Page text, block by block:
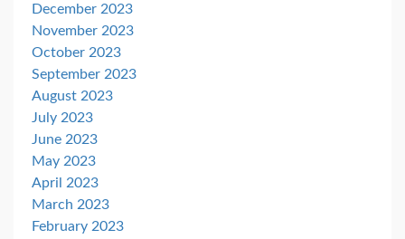
December 2023
November 2023
October 2023
September 2023
August 2023
July 2023
June 2023
May 2023
April 2023
March 2023
February 2023